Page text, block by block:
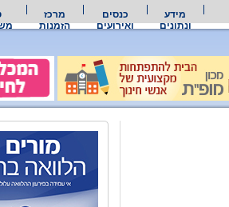
מידע
ונתונים
כנסים
ואירועים
מרכז
הזמנות